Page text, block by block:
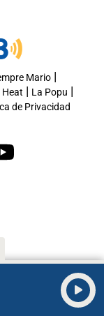
Mario|
Heat | La Popu |
de Privacidad